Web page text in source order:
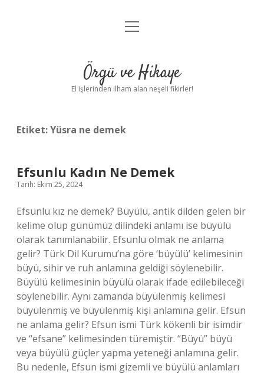
Anasayfa
Yasal Uyarı
menüyü
Örgü ve Hikaye
El işlerinden ilham alan neşeli fikirler!
Etiket:Yüsra ne demek
Efsunlu Kadın Ne Demek
Tarih: Ekim 25, 2024
Efsunlu kız ne demek? Büyülü, antik dilden gelen bir
kelime olup günümüz dilindeki anlamı ise büyülü
olarak tanımlanabilir. Efsunlu olmak ne anlama
gelir? Türk Dil Kurumu’na göre ‘büyülü’ kelimesinin
büyü, sihir ve ruh anlamına geldiği söylenebilir.
Büyülü kelimesinin büyülü olarak ifade edilebileceği
söylenebilir. Aynı zamanda büyülenmiş kelimesi
büyülenmiş ve büyülenmiş kişi anlamına gelir. Efsun
ne anlama gelir? Efsun ismi Türk kökenli bir isimdir
ve “efsane” kelimesinden türemiştir. “Büyü” büyü
veya büyülü güçler yapma yeteneği anlamına gelir.
Bu nedenle, Efsun ismi gizemli ve büyülü anlamları